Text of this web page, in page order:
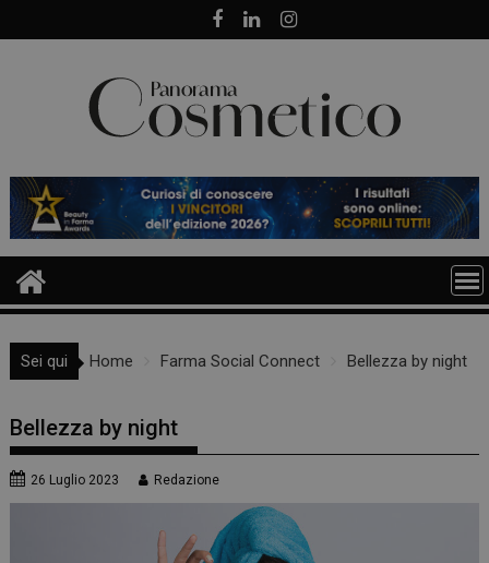
to
Sei qui Home Farma Social Connect Bellezza by night
Bellezza by night
26 Luglio 2023 Redazione